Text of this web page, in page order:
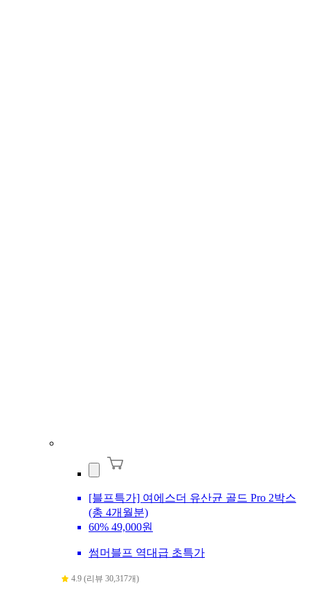
[블프특가] 여에스더 유산균 골드 Pro 2박스
(총 4개월분)
60% 49,000원
썸머블프 역대급 초특가
4.9 (리뷰 30,317개)